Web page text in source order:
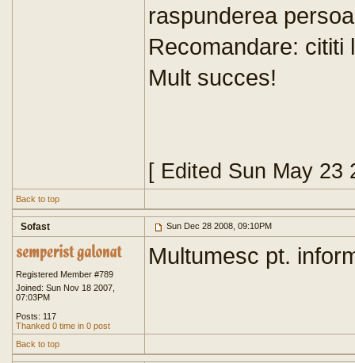
raspunderea
Recomandare: cititi
Mult succes!
[ Edited Sun May 23
Back to top
Sofast Sun Dec 28 2008, 09:10PM
Registered Member #789
Joined: Sun Nov 18 2007,
07:03PM
Posts: 117
Thanked 0 time in 0 post
Multumesc pt.
Back to top